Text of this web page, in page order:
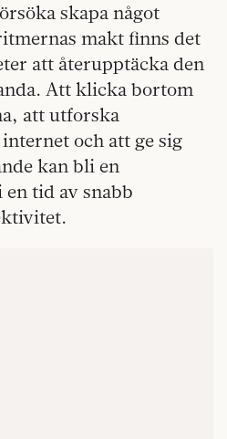
skapa något
makt finns det
att återupptäcka den
Att klicka bortom
att utforska
och att ge sig
kan bli en
tid av snabb